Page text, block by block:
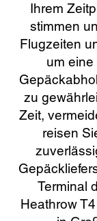
Ihrem
stimmen
Flugzeiten
um
zu
Zeit,
reisen
Terminal
Heathrow